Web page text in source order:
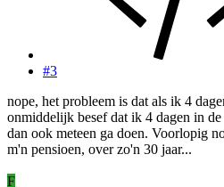
#3
nope, het probleem is dat als ik 4
onmiddelijk besef dat ik 4 dagen in
dan ook meteen ga doen. Voorlopig
m'n pensioen, over zo'n 30 jaar...
F